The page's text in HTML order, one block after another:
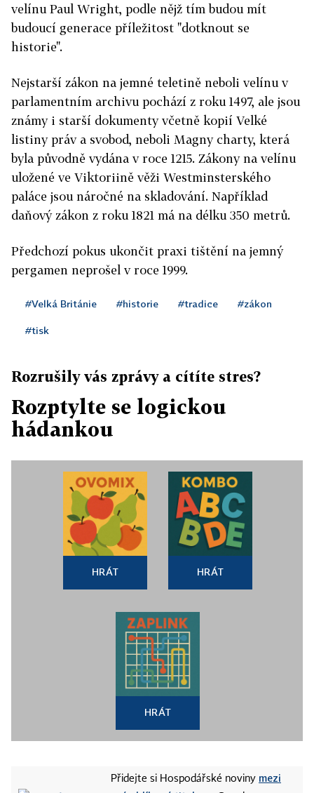
velínu Paul Wright, podle nějž tím budou mít
budoucí generace příležitost "dotknout se
historie".
Nejstarší zákon na jemné teletině neboli velínu v
parlamentním archivu pochází z roku 1497, ale jsou
známy i starší dokumenty včetně kopií Velké
listiny práv a svobod, neboli Magny charty, která
byla původně vydána v roce 1215. Zákony na velínu
uložené ve Viktoriině věži Westminsterského
paláce jsou náročné na skladování. Například
daňový zákon z roku 1821 má na délku 350 metrů.
Předchozí pokus ukončit praxi tištění na jemný
pergamen neprošel v roce 1999.
#Velká Británie #historie #tradice #zákon
#tisk
Rozrušily vás zprávy a cítíte stres?
Rozptylte se logickou
hádankou
HRÁT HRÁT
HRÁT
Přidejte si Hospodářské noviny mezi